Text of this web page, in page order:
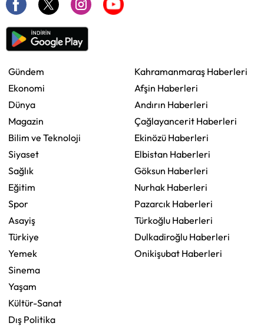
Gündem
Ekonomi
Dünya
Magazin
Bilim ve Teknoloji
Siyaset
Sağlık
Eğitim
Spor
Asayiş
Türkiye
Yemek
Sinema
Yaşam
Kültür-Sanat
Dış Politika
Kahramanmaraş Haberleri
Afşin Haberleri
Andırın Haberleri
Çağlayancerit Haberleri
Ekinözü Haberleri
Elbistan Haberleri
Göksun Haberleri
Nurhak Haberleri
Pazarcık Haberleri
Türkoğlu Haberleri
Dulkadiroğlu Haberleri
Onikişubat Haberleri